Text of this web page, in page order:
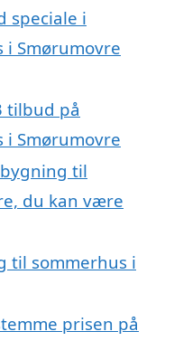
speciale i
Smørumovre
tilbud på
Smørumovre
til
du kan være
til sommerhus i
prisen på